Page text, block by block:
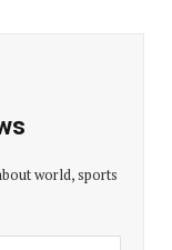
world, sports